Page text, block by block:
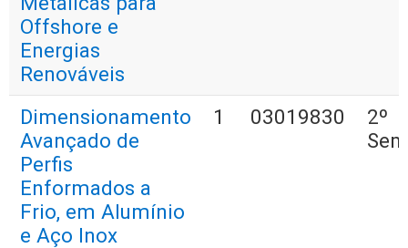
Offshore e
Energias
Renováveis
Dimensionamento
Avançado de
Perfis
Enformados a
Frio, em Alumínio
e Aço Inox
1 03019830
2º